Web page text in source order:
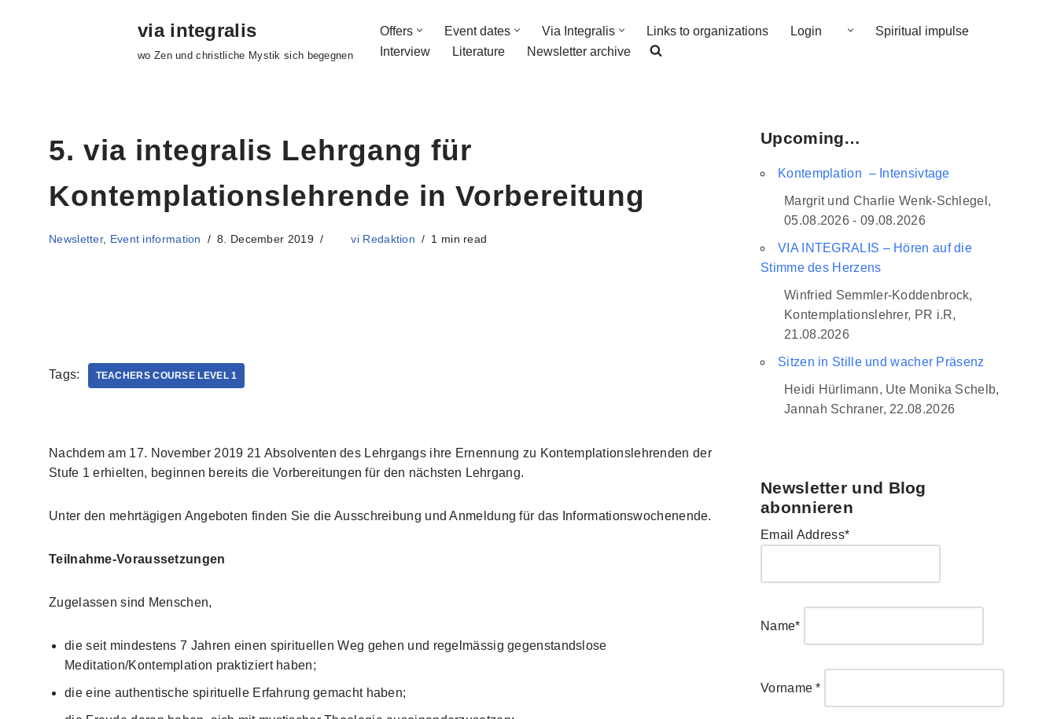
via integralis
wo Zen und christliche Mystik sich begegnen
Offers Event dates Via Integralis Links to organizations Login
Spiritual impulse
Interview
Literature Newsletter archive
5. via integralis Lehrgang für
Kontemplationslehrende in Vorbereitung
Newsletter, Event information 8. December 2019 vi Redaktion 1 min read
Tags: TEACHERS COURSE LEVEL 1
Nachdem am 17. November 2019 21 Absolventen des Lehrgangs ihre Ernennung zu Kontemplationslehrenden der
Stufe 1 erhielten, beginnen bereits die Vorbereitungen für den nächsten Lehrgang.
Unter den mehrtägigen Angeboten finden Sie die Ausschreibung und Anmeldung für das Informationswochenende.
Teilnahme-Voraussetzungen
Zugelassen sind Menschen,
die seit mindestens 7 Jahren einen spirituellen Weg gehen und regelmässig gegenstandslose
Meditation/Kontemplation praktiziert haben;
die eine authentische spirituelle Erfahrung gemacht haben;
Upcoming…
Kontemplation – Intensivtage
Margrit und Charlie Wenk-Schlegel,
05.08.2026 - 09.08.2026
VIA INTEGRALIS – Hören auf die
Stimme des Herzens
Winfried Semmler-Koddenbrock,
Kontemplationslehrer, PR i.R,
21.08.2026
Sitzen in Stille und wacher Präsenz
Heidi Hürlimann, Ute Monika Schelb,
Jannah Schraner, 22.08.2026
Newsletter und Blog
abonnieren
Email Address*
Name*
Vorname *